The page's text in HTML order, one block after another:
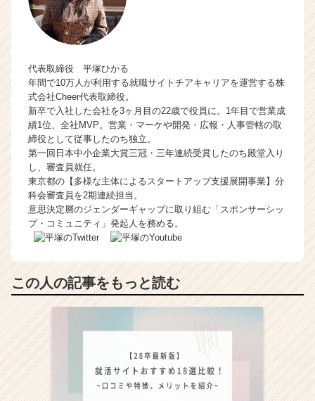
代表取締役 平塚ひかる
年間で10万人が利用する就職サイトチアキャリアを運営する株
式会社Cheer代表取締役。
新卒で入社した会社を3ヶ月目の22歳で役員に。1年目で営業成
績1位、全社MVP。営業・マーケや開発・広報・人事管轄の取
締役として従事したのち独立。
第一回日本中小企業大賞三冠・三年連続受賞したのち殿堂入り
し、審査員就任。
東京都の【多様な主体によるスタートアップ支援展開事業】分
科会審査員を2期連続担当。
意思決定層のジェンダーギャップに取り組む「スポンサーシッ
プ・コミュニティ」発起人を務める。
この人の記事をもっと読む